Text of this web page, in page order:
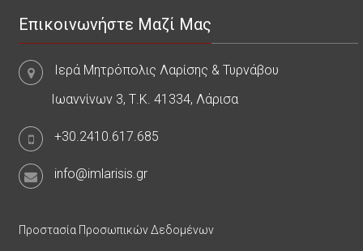
Επικοινωνήστε Μαζί Μας
Ιερά Μητρόπολις Λαρίσης & Τυρνάβου
Ιωαννίνων 3, Τ.Κ. 41334, Λάρισα
+30.2410.617.685
info@imlarisis.gr
Προστασία Προσωπικών Δεδομένων